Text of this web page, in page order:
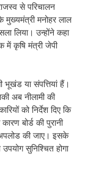
से परिचालन
मुख्यमंत्री मनोहर लाल
लिया। उन्होंने कहा
में कृषि मंत्री जेपी
भूखंड या संपत्तियां हैं।
अब नीलामी की
को निर्देश दिए कि
बोर्ड की पुरानी
अपलोड की जाए। इसके
सुनिश्चित होगा